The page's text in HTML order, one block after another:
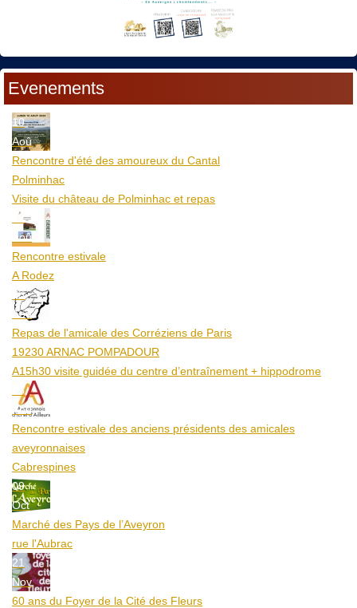
Evenements
10
Aoû
Rencontre d'été des amoureux du Cantal
Polminhac
Visite du château de Polminhac et repas
12
Aoû
Rencontre estivale
A Rodez
23
Aoû
Repas de l'amicale des Corréziens de Paris
19230 ARNAC POMPADOUR
A15h30 visite guidée du centre d’entraînement + hippodrome
25
Aoû
Rencontre estivale des anciens présidents des amicales
aveyronnaises
Cabrespines
09
Oct
Marché des Pays de l’Aveyron
rue l'Aubrac
21
Nov
60 ans du Foyer de la Cité des Fleurs